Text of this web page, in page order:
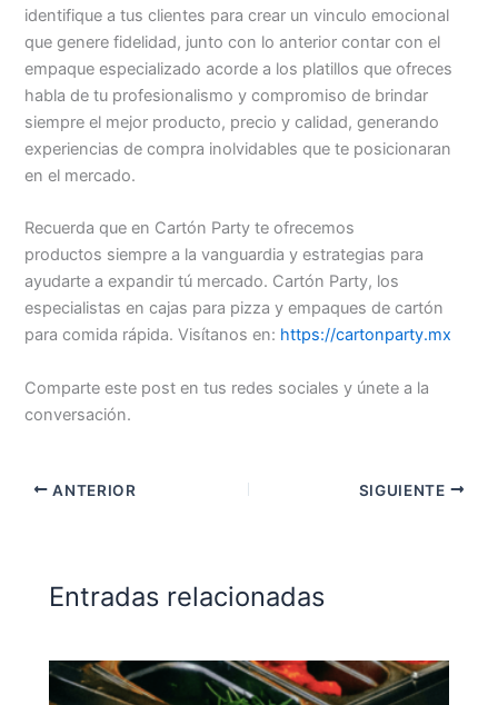
identifique a tus clientes para crear un vinculo emocional
que genere fidelidad, junto con lo anterior contar con el
empaque especializado acorde a los platillos que ofreces
habla de tu profesionalismo y compromiso de brindar
siempre el mejor producto, precio y calidad, generando
experiencias de compra inolvidables que te posicionaran
en el mercado.
Recuerda que en Cartón Party te ofrecemos
productos siempre a la vanguardia y estrategias para
ayudarte a expandir tú mercado. Cartón Party, los
especialistas en cajas para pizza y empaques de cartón
para comida rápida. Visítanos en: https://cartonparty.mx
Comparte este post en tus redes sociales y únete a la
conversación.
ANTERIOR SIGUIENTE
Entradas relacionadas